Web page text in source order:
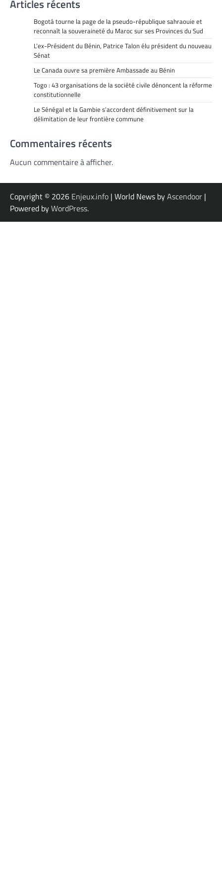
Articles récents
Bogotá tourne la page de la pseudo-république sahraouie et
reconnaît la souveraineté du Maroc sur ses Provinces du Sud
L’ex-Président du Bénin, Patrice Talon élu président du nouveau
Sénat
Le Canada ouvre sa première Ambassade au Bénin
Togo : 43 organisations de la société civile dénoncent la réforme
constitutionnelle
Le Sénégal et la Gambie s’accordent définitivement sur la
délimitation de leur frontière commune
Commentaires récents
Aucun commentaire à afficher.
Copyright © 2026 Enjeux.info | World News byAscendoor |
Powered byWordPress.